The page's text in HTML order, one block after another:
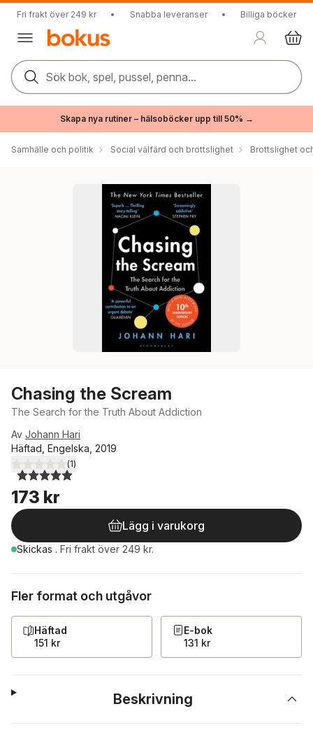
Fri frakt över 249 kr • Snabba leveranser • Billiga böcker
Sök bok, spel, pussel, penna...
Skapa nya rutiner – hälsoböcker upp till 50% →
Samhälle och politik Social välfärd och brottslighet Brottslighet
Chasing the Scream
The Search for the Truth About Addiction
Av Johann Hari
Häftad, Engelska, 2019
5,0utav 5 stjärnor. Totalt antal röster:
(1)
173 kr
Lägg i varukorg
Skickas . Fri frakt över 249 kr.
Fler format och utgåvor
Häftad
151 kr
E-bok
131 kr
Beskrivning